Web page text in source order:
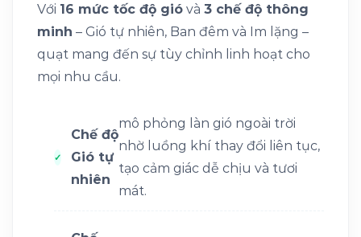
Với 16 mức tốc độ gió và 3 chế độ thông
minh – Gió tự nhiên, Ban đêm và Im lặng –
quạt mang đến sự tùy chỉnh linh hoạt cho
mọi nhu cầu.
Chế độ
Gió tự
nhiên
mô phỏng làn gió ngoài trời
nhờ luồng khí thay đổi liên tục,
tạo cảm giác dễ chịu và tươi
mát.